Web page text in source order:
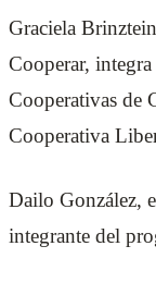
Graciela
Cooperar,
Cooperativas de
Cooperativa
Dailo González,
integrante del